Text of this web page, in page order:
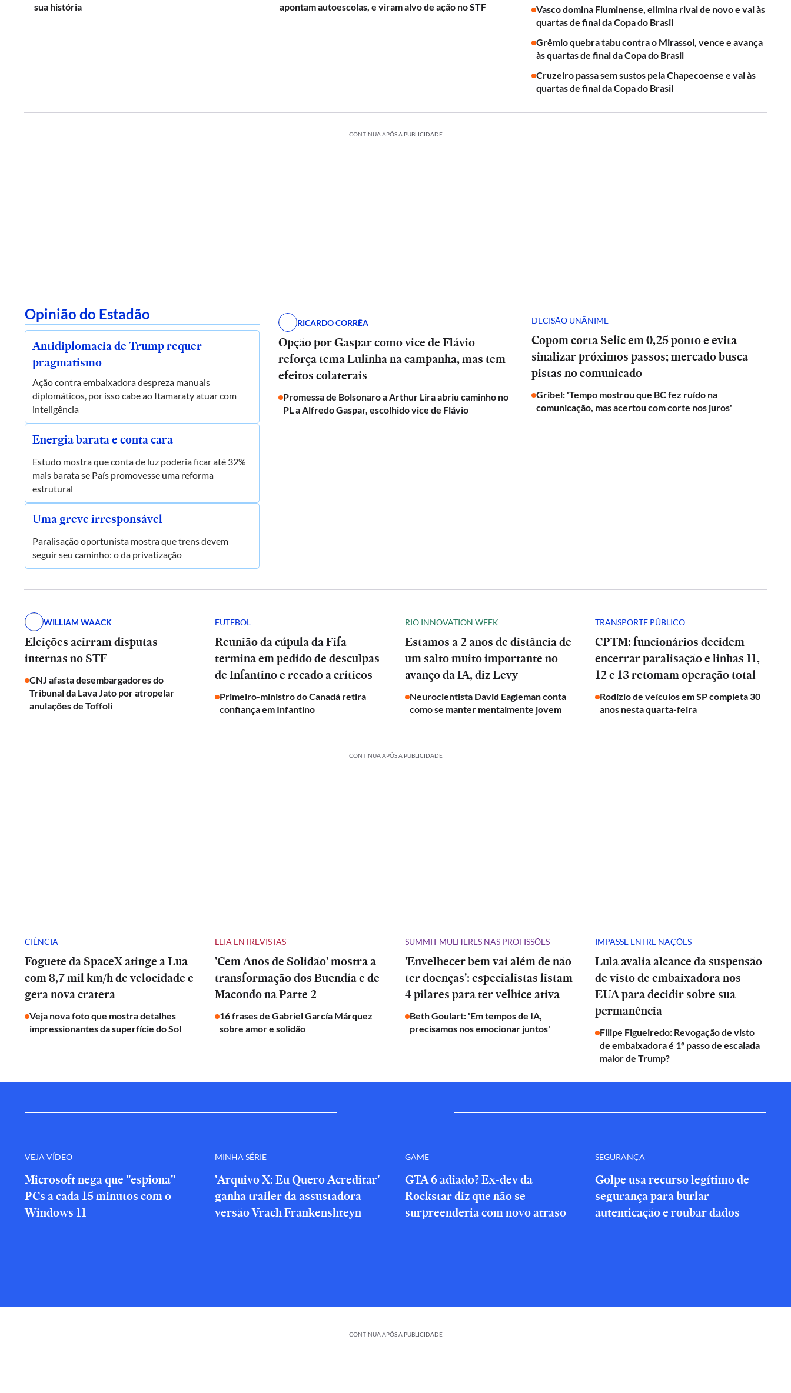
sua história
apontam autoescolas, e viram alvo de ação no STF
Vasco domina Fluminense, elimina rival de novo e vai às
quartas de final da Copa do Brasil
Grêmio quebra tabu contra o Mirassol, vence e avança
às quartas de final da Copa do Brasil
Cruzeiro passa sem sustos pela Chapecoense e vai às
quartas de final da Copa do Brasil
CONTINUA APÓS A PUBLICIDADE
Opinião do Estadão
Antidiplomacia de Trump requer
pragmatismo
Ação contra embaixadora despreza manuais
diplomáticos, por isso cabe ao Itamaraty atuar com
inteligência
Energia barata e conta cara
Estudo mostra que conta de luz poderia ficar até 32%
mais barata se País promovesse uma reforma
estrutural
Uma greve irresponsável
Paralisação oportunista mostra que trens devem
seguir seu caminho: o da privatização
RICARDO CORRÊA
Opção por Gaspar como vice de Flávio
reforça tema Lulinha na campanha, mas tem
efeitos colaterais
Promessa de Bolsonaro a Arthur Lira abriu caminho no
PL a Alfredo Gaspar, escolhido vice de Flávio
DECISÃO UNÂNIME
Copom corta Selic em 0,25 ponto e evita
sinalizar próximos passos; mercado busca
pistas no comunicado
Gribel: 'Tempo mostrou que BC fez ruído na
comunicação, mas acertou com corte nos juros'
WILLIAM WAACK
Eleições acirram disputas
internas no STF
CNJ afasta desembargadores do
Tribunal da Lava Jato por atropelar
anulações de Toffoli
FUTEBOL
Reunião da cúpula da Fifa
termina em pedido de desculpas
de Infantino e recado a críticos
Primeiro-ministro do Canadá retira
confiança em Infantino
RIO INNOVATION WEEK
Estamos a 2 anos de distância de
um salto muito importante no
avanço da IA, diz Levy
Neurocientista David Eagleman conta
como se manter mentalmente jovem
TRANSPORTE PÚBLICO
CPTM: funcionários decidem
encerrar paralisação e linhas 11,
12 e 13 retomam operação total
Rodízio de veículos em SP completa 30
anos nesta quarta-feira
CONTINUA APÓS A PUBLICIDADE
CIÊNCIA
Foguete da SpaceX atinge a Lua
com 8,7 mil km/h de velocidade e
gera nova cratera
Veja nova foto que mostra detalhes
impressionantes da superfície do Sol
LEIA ENTREVISTAS
'Cem Anos de Solidão' mostra a
transformação dos Buendía e de
Macondo na Parte 2
16 frases de Gabriel García Márquez
sobre amor e solidão
SUMMIT MULHERES NAS PROFISSÕES
'Envelhecer bem vai além de não
ter doenças': especialistas listam
4 pilares para ter velhice ativa
Beth Goulart: 'Em tempos de IA,
precisamos nos emocionar juntos'
IMPASSE ENTRE NAÇÕES
Lula avalia alcance da suspensão
de visto de embaixadora nos
EUA para decidir sobre sua
permanência
Filipe Figueiredo: Revogação de visto
de embaixadora é 1° passo de escalada
maior de Trump?
VEJA VÍDEO
Microsoft nega que "espiona"
PCs a cada 15 minutos com o
Windows 11
MINHA SÉRIE
'Arquivo X: Eu Quero Acreditar'
ganha trailer da assustadora
versão Vrach Frankenshteyn
GAME
GTA 6 adiado? Ex-dev da
Rockstar diz que não se
surpreenderia com novo atraso
SEGURANÇA
Golpe usa recurso legítimo de
segurança para burlar
autenticação e roubar dados
CONTINUA APÓS A PUBLICIDADE